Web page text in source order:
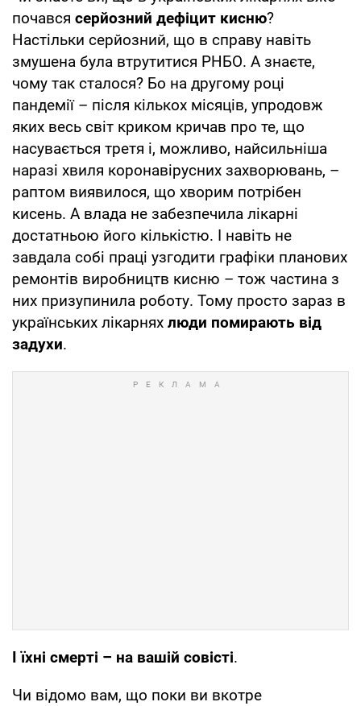
почався серйозний дефіцит кисню?
Настільки серйозний, що в справу навіть
змушена була втрутитися РНБО. А знаєте,
чому так сталося? Бо на другому році
пандемії – після кількох місяців, упродовж
яких весь світ криком кричав про те, що
насувається третя і, можливо, найсильніша
наразі хвиля коронавірусних захворювань, –
раптом виявилося, що хворим потрібен
кисень. А влада не забезпечила лікарні
достатньою його кількістю. І навіть не
завдала собі праці узгодити графіки планових
ремонтів виробництв кисню – тож частина з
них призупинила роботу. Тому просто зараз в
українських лікарнях люди помирають від
задухи.
І їхні смерті – на вашій совісті.
Чи відомо вам, що поки ви вкотре